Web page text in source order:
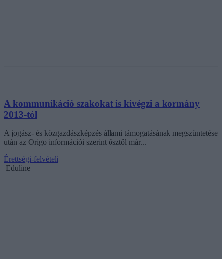
A kommunikáció szakokat is kivégzi a kormány
2013-tól
A jogász- és közgazdászképzés állami támogatásának megszüntetése
után az Origo információi szerint ősztől már...
Érettségi-felvételi
Eduline